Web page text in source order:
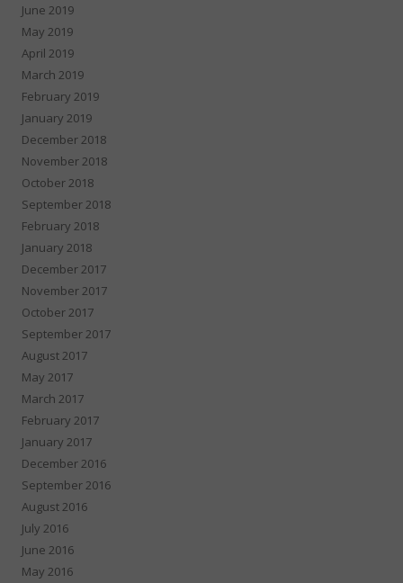
June 2019
May 2019
April 2019
March 2019
February 2019
January 2019
December 2018
November 2018
October 2018
September 2018
February 2018
January 2018
December 2017
November 2017
October 2017
September 2017
August 2017
May 2017
March 2017
February 2017
January 2017
December 2016
September 2016
August 2016
July 2016
June 2016
May 2016